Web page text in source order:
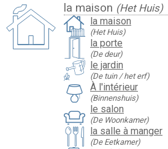
la maison (Het Huis)
la maison
(Het Huis)
la porte
(De deur)
le jardin
(De tuin / het erf)
À l'intérieur
(Binnenshuis)
le salon
(De Woonkamer)
la salle à manger
(De Eetkamer)